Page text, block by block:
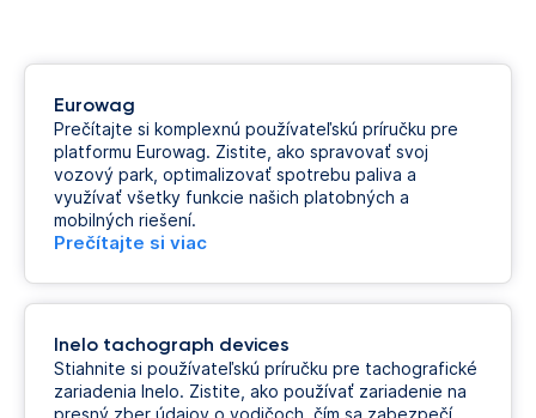
Eurowag
Prečítajte si komplexnú používateľskú príručku pre
platformu Eurowag. Zistite, ako spravovať svoj
vozový park, optimalizovať spotrebu paliva a
využívať všetky funkcie našich platobných a
mobilných riešení.
Prečítajte si viac
Inelo tachograph devices
Stiahnite si používateľskú príručku pre tachografické
zariadenia Inelo. Zistite, ako používať zariadenie na